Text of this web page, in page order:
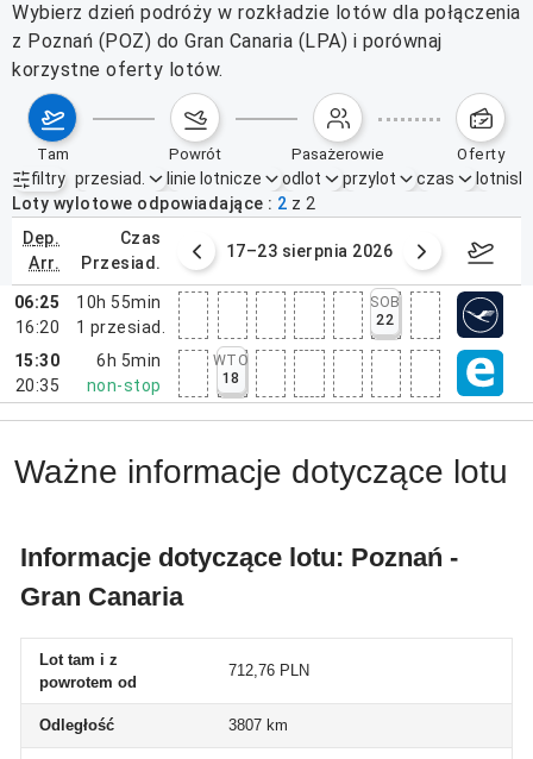
Wybierz dzień podróży w rozkładzie lotów dla połączenia
z Poznań (POZ) do Gran Canaria (LPA) i porównaj
korzystne oferty lotów.
tam powrót pasażerowie oferty
filtry
Aktywne filtry brak
przesiad. linie lotnicze odlot przylot czas
Loty wylotowe odpowiadające
2 z 2
dep.
arr.
czas
przesiad.
sierpnia 2026 17–23 sierpnia 2026
06:25
16:20
10h 55min
1 przesiad.
SOB
22
15:30
20:35
6h 5min
non-stop
WTO
18
Ważne informacje dotyczące lotu
Informacje dotyczące lotu: Poznań -
Gran Canaria
Lot tam i z
powrotem od
712,76 PLN
Odległość 3807 km